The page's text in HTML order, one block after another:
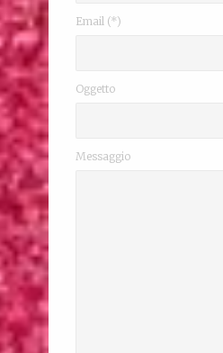
Email (*)
Oggetto
Messaggio